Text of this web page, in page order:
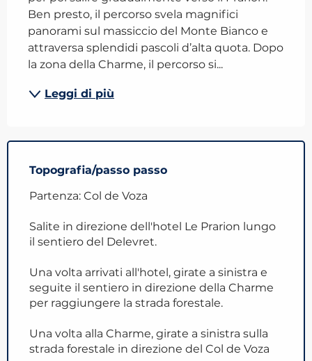
Ben presto, il percorso svela magnifici
panorami sul massiccio del Monte Bianco e
attraversa splendidi pascoli d’alta quota. Dopo
la zona della Charme, il percorso si...
Leggi di più
Topografia/passo passo
Partenza: Col de Voza
Salite in direzione dell'hotel Le Prarion lungo
il sentiero del Delevret.
Una volta arrivati all'hotel, girate a sinistra e
seguite il sentiero in direzione della Charme
per raggiungere la strada forestale.
Una volta alla Charme, girate a sinistra sulla
strada forestale in direzione del Col de Voza